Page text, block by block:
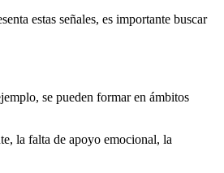
estas señales, es importante buscar
se pueden formar en ámbitos
la falta de apoyo emocional, la